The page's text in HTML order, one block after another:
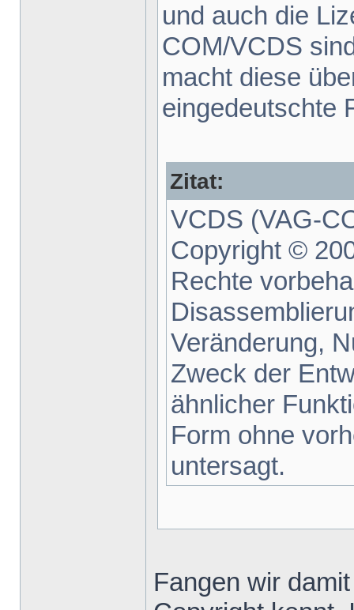
und auch die
COM/VCDS
macht diese
eingedeutschte
Zitat:
VCDS (VAG-
Copyright ©
Rechte
Veränderung,
Zweck der
ähnlicher
Form ohne
untersagt.
Fangen wir